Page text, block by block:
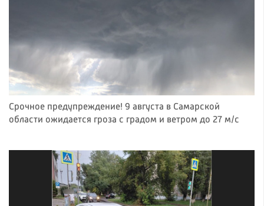
Срочное предупреждение! 9 августа в Самарской
области ожидается гроза с градом и ветром до 27 м/с